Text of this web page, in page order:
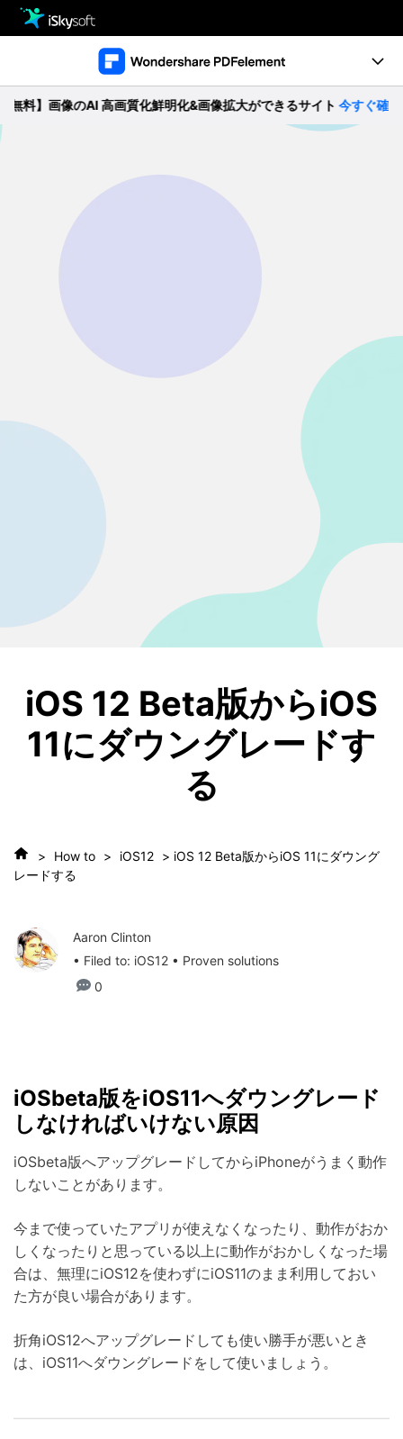
Utility
製品活用事例
製品機能
製品比較
】画像のAI 高画質化鮮明化&画像拡大ができるサイト今すぐ確認 >>
iOS 12 Beta版からiOS
11にダウングレードす
る
> How to > iOS12 > iOS 12 Beta版からiOS 11にダウング
レードする
Aaron Clinton
• Filed to: iOS12 • Proven solutions
0
iOSbeta版をiOS11へダウングレード
しなければいけない原因
iOSbeta版へアップグレードしてからiPhoneがうまく動作
しないことがあります。
今まで使っていたアプリが使えなくなったり、動作がおか
しくなったりと思っている以上に動作がおかしくなった場
合は、無理にiOS12を使わずにiOS11のまま利用しておい
た方が良い場合があります。
折角iOS12へアップグレードしても使い勝手が悪いとき
は、iOS11へダウングレードをして使いましょう。